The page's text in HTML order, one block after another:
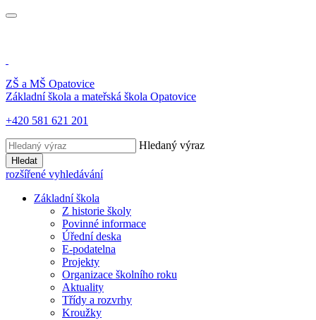
ZŠ a MŠ Opatovice
Základní škola a mateřská škola Opatovice
+420 581 621 201
Hledaný výraz
Hledat
rozšířené vyhledávání
Základní škola
Z historie školy
Povinné informace
Úřední deska
E-podatelna
Projekty
Organizace školního roku
Aktuality
Třídy a rozvrhy
Kroužky